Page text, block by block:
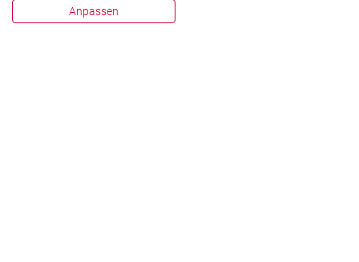
Anpassen